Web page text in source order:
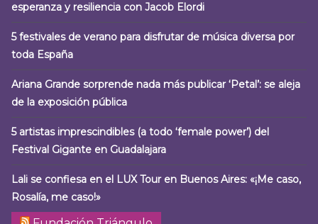
esperanza y resiliencia con Jacob Elordi
5 festivales de verano para disfrutar de música diversa por
toda España
Ariana Grande sorprende nada más publicar ‘Petal’: se aleja
de la exposición pública
5 artistas imprescindibles (a todo ‘female power’) del
Festival Gigante en Guadalajara
Lali se confiesa en el LUX Tour en Buenos Aires: «¡Me caso,
Rosalía, me caso!»